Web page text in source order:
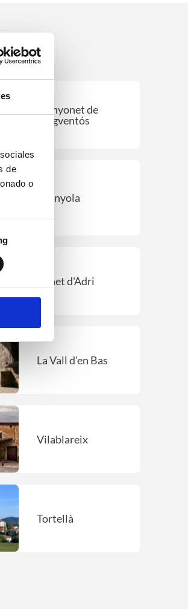
de
o
Avinyonet de
Puigventós
Brunyola
Canet d'Adri
La Vall d'en Bas
Vilablareix
Tortellà